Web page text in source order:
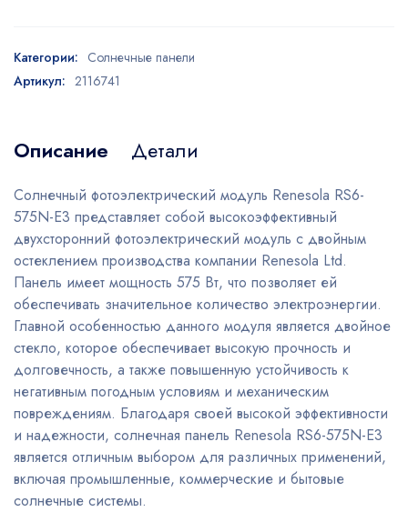
Категории: Солнечные панели
Артикул: 2116741
Описание Детали
Солнечный фотоэлектрический модуль Renesola RS6-
575N-E3 представляет собой высокоэффективный
двухсторонний фотоэлектрический модуль с двойным
остеклением производства компании Renesola Ltd.
Панель имеет мощность 575 Вт, что позволяет ей
обеспечивать значительное количество электроэнергии.
Главной особенностью данного модуля является двойное
стекло, которое обеспечивает высокую прочность и
долговечность, а также повышенную устойчивость к
негативным погодным условиям и механическим
повреждениям. Благодаря своей высокой эффективности
и надежности, солнечная панель Renesola RS6-575N-E3
является отличным выбором для различных применений,
включая промышленные, коммерческие и бытовые
солнечные системы.